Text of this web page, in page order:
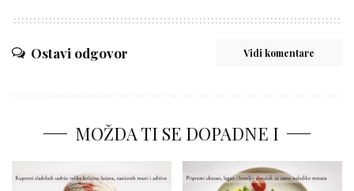
Ostavi odgovor Vidi komentare
MOŽDA TI SE DOPADNE I